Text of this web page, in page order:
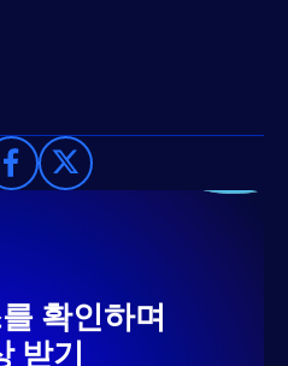
확인하며
받기